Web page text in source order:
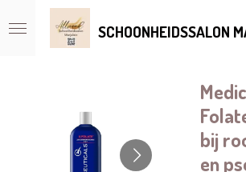
direct
SCHOONHEIDSSALON
bij
en